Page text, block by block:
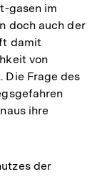
gasen im
doch auch der
damit
von
Die Frage des
ihre
der